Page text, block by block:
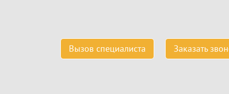
Вызов специалиста Заказать